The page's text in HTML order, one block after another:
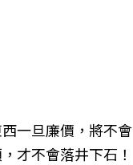
一旦廉價，將不會
才不會落井下石！